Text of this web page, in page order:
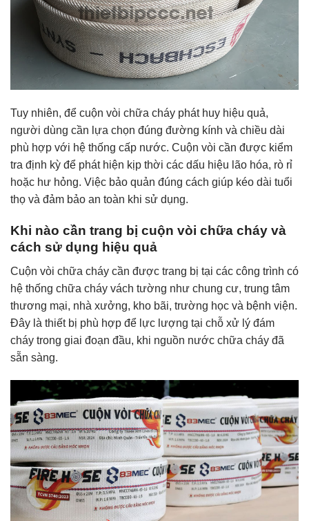
Tuy nhiên, để cuộn vòi chữa cháy phát huy hiệu quả,
người dùng cần lựa chọn đúng đường kính và chiều dài
phù hợp với hệ thống cấp nước. Cuộn vòi cần được kiểm
tra định kỳ để phát hiện kịp thời các dấu hiệu lão hóa, rò rỉ
hoặc hư hỏng. Việc bảo quản đúng cách giúp kéo dài tuổi
thọ và đảm bảo an toàn khi sử dụng.
Khi nào cần trang bị cuộn vòi chữa cháy và
cách sử dụng hiệu quả
Cuộn vòi chữa cháy cần được trang bị tại các công trình có
hệ thống chữa cháy vách tường như chung cư, trung tâm
thương mại, nhà xưởng, kho bãi, trường học và bệnh viện.
Đây là thiết bị phù hợp để lực lượng tại chỗ xử lý đám
cháy trong giai đoạn đầu, khi nguồn nước chữa cháy đã
sẵn sàng.